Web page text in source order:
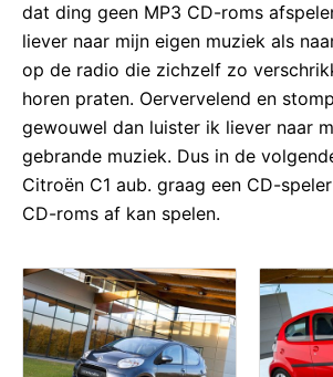
dat ding geen MP3 CD-roms
liever naar mijn eigen muziek als
op de radio die zichzelf zo
horen praten. Oervervelend en
gewouwel dan luister ik liever naar
gebrande muziek. Dus in de
Citroën C1 aub. graag een CD-
CD-roms af kan spelen.